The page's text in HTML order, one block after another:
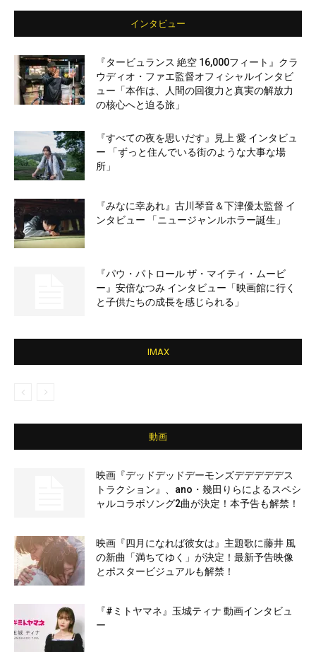
インタビュー
『タービュランス 絶空 16,000フィート』クラ
ウディオ・ファエ監督オフィシャルインタビ
ュー「本作は、人間の回復力と真実の解放力
の核心へと迫る旅」
『すべての夜を思いだす』見上 愛 インタビュ
ー 「ずっと住んでいる街のような大事な場
所」
『みなに幸あれ』古川琴音＆下津優太監督 イ
ンタビュー 「ニュージャンルホラー誕生」
『パウ・パトロール ザ・マイティ・ムービ
ー』安倍なつみ インタビュー「映画館に行く
と子供たちの成長を感じられる」
IMAX
動画
映画『デッドデッドデーモンズデデデデデス
トラクション』、ano・幾田りらによるスペシ
ャルコラボソング2曲が決定！本予告も解禁！
映画『四月になれば彼女は』主題歌に藤井 風
の新曲「満ちてゆく」が決定！最新予告映像
とポスタービジュアルも解禁！
『#ミトヤマネ』玉城ティナ 動画インタビュ
ー